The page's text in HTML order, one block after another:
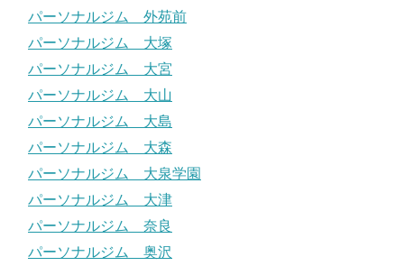
パーソナルジム 外苑前
パーソナルジム 大塚
パーソナルジム 大宮
パーソナルジム 大山
パーソナルジム 大島
パーソナルジム 大森
パーソナルジム 大泉学園
パーソナルジム 大津
パーソナルジム 奈良
パーソナルジム 奥沢